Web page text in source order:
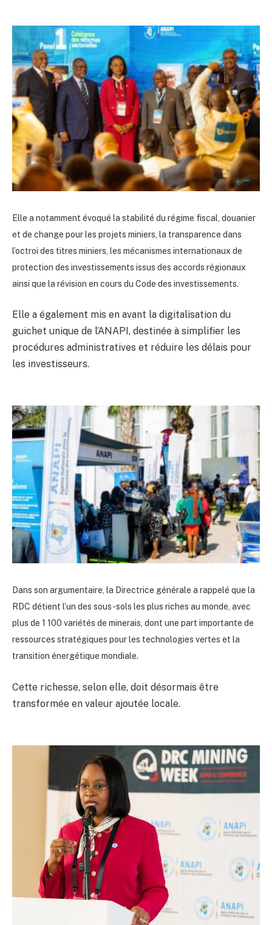
Elle a notamment évoqué la stabilité du régime fiscal, douanier
et de change pour les projets miniers, la transparence dans
l’octroi des titres miniers, les mécanismes internationaux de
protection des investissements issus des accords régionaux
ainsi que la révision en cours du Code des investissements.
Elle a également mis en avant la digitalisation du
guichet unique de l’ANAPI, destinée à simplifier les
procédures administratives et réduire les délais pour
les investisseurs.
Dans son argumentaire, la Directrice générale a rappelé que la
RDC détient l’un des sous-sols les plus riches au monde, avec
plus de 1 100 variétés de minerais, dont une part importante de
ressources stratégiques pour les technologies vertes et la
transition énergétique mondiale.
Cette richesse, selon elle, doit désormais être
transformée en valeur ajoutée locale.